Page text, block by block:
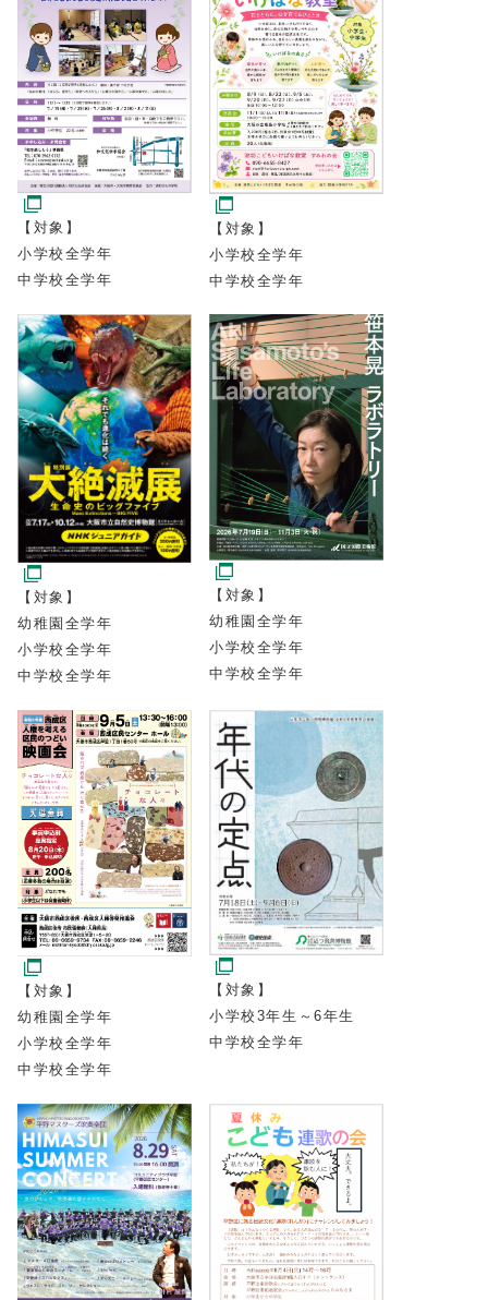
【対象】
小学校全学年
中学校全学年
【対象】
小学校全学年
中学校全学年
【対象】
幼稚園全学年
小学校全学年
中学校全学年
【対象】
幼稚園全学年
小学校全学年
中学校全学年
【対象】
幼稚園全学年
小学校全学年
中学校全学年
【対象】
小学校3年生～6年生
中学校全学年